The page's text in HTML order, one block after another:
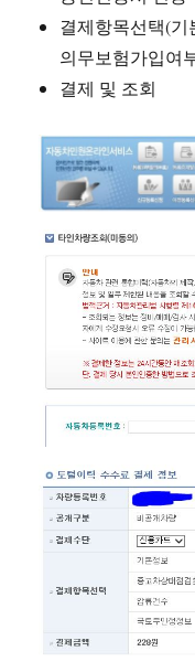
결제항목선택(기
의무보험가입여
결제 및 조회